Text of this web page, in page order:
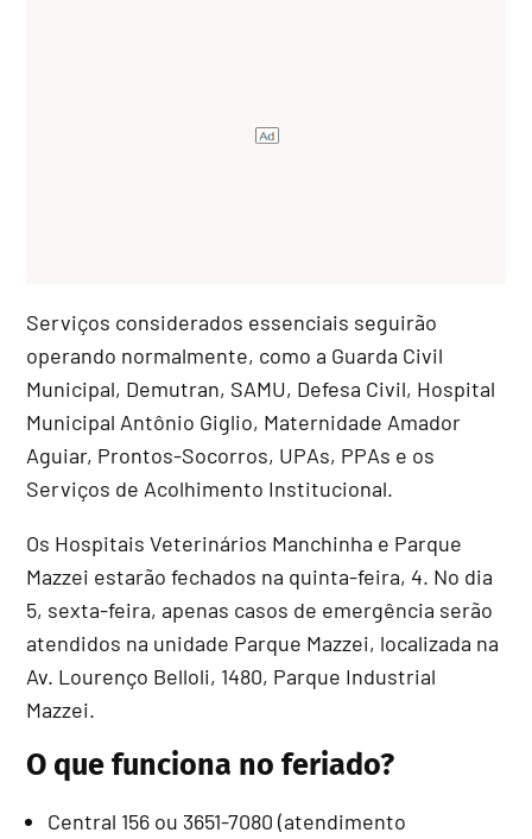
Serviços considerados essenciais seguirão
operando normalmente, como a Guarda Civil
Municipal, Demutran, SAMU, Defesa Civil, Hospital
Municipal Antônio Giglio, Maternidade Amador
Aguiar, Prontos-Socorros, UPAs, PPAs e os
Serviços de Acolhimento Institucional.
Os Hospitais Veterinários Manchinha e Parque
Mazzei estarão fechados na quinta-feira, 4. No dia
5, sexta-feira, apenas casos de emergência serão
atendidos na unidade Parque Mazzei, localizada na
Av. Lourenço Belloli, 1480, Parque Industrial
Mazzei.
O que funciona no feriado?
Central 156 ou 3651-7080 (atendimento